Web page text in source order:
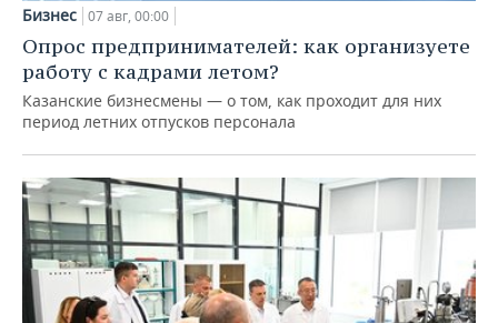
Бизнес 07 авг, 00:00
Опрос предпринимателей: как организуете
работу с кадрами летом?
Казанские бизнесмены — о том, как проходит для них
период летних отпусков персонала